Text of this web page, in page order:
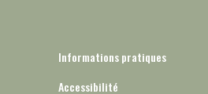
Informations pratiques
Accessibilité